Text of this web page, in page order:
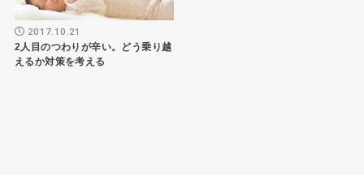
2017.10.21
2人目のつわりが辛い。どう乗り越
えるか対策を考える